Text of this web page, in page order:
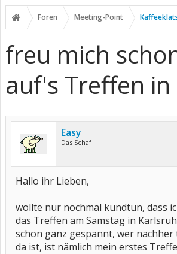
Foren Meeting-Point
freu mich
auf's Treffen in
Easy
Das Schaf
Hallo ihr Lieben,
wollte nur nochmal kundtun, dass
das Treffen am Samstag in
schon ganz gespannt, wer nachher
da ist, ist nämlich mein erstes